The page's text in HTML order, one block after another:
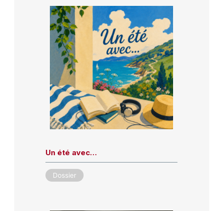
Un été avec…
Dossier